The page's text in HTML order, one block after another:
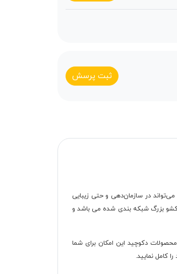
ثبت پرسش
در سازمان‌دهی و حتی زیبایی
کشو بزرگ شبکه بندی شده می باشد و
دکوچید این امکان برای شما
کامل نمایید.